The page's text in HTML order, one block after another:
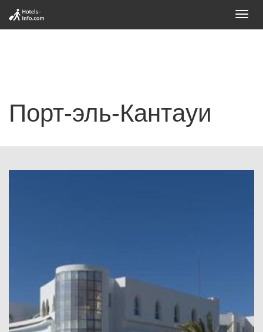
Порт-эль-Кантауи